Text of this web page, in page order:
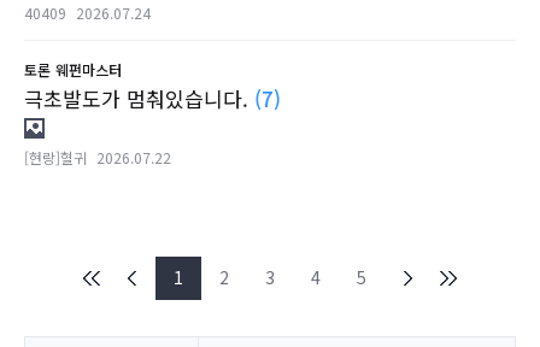
40409 2026.07.24
토론 웨펀마스터
극초발도가 멈춰있습니다. (7)
[현랑]혈귀 2026.07.22
1 2 3 4 5